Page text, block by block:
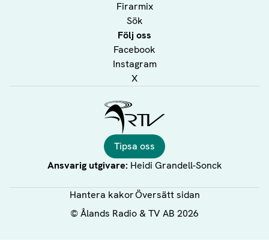
Firarmix
Sök
Följ oss
Facebook
Instagram
X
Tipsa oss
Ansvarig utgivare: Heidi Grandell-Sonck
Hantera kakorÖversätt sidan
©Ålands Radio & TV AB 2026